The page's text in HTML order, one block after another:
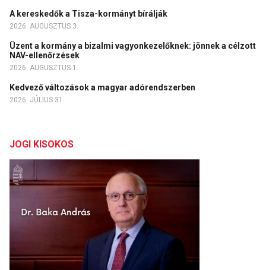
A kereskedők a Tisza-kormányt bírálják
2026. AUGUSZTUS 3.
Üzent a kormány a bizalmi vagyonkezelőknek: jönnek a célzott
NAV-ellenőrzések
2026. AUGUSZTUS 1.
Kedvező változások a magyar adórendszerben
2026. JÚLIUS 31.
JOGI KISOKOS